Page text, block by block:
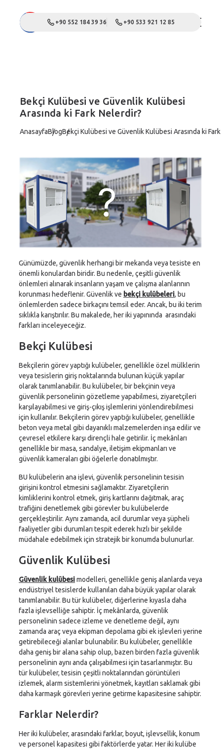
+90 552 184 39 36 +90 533 921 12 85
Bekçi Kulübesi ve Güvenlik Kulübesi
Arasında ki Fark Nelerdir?
AnasayfaBlogBekçi Kulübesi ve Güvenlik Kulübesi Arasında ki
Günümüzde, güvenlik herhangi bir mekanda veya tesiste en
önemli konulardan biridir. Bu nedenle, çeşitli güvenlik
önlemleri alınarak insanların yaşam ve çalışma alanlarının
korunması hedeflenir. Güvenlik ve bekçi kulübeleri, bu
önlemlerden sadece birkaçını temsil eder. Ancak, bu iki terim
sıklıkla karıştırılır. Bu makalede, her iki yapınında arasındaki
farkları inceleyeceğiz.
Bekçi Kulübesi
Bekçilerin görev yaptığı kulübeler, genellikle özel mülklerin
veya tesislerin giriş noktalarında bulunan küçük yapılar
olarak tanımlanabilir. Bu kulübeler, bir bekçinin veya
güvenlik personelinin gözetleme yapabilmesi, ziyaretçileri
karşılayabilmesi ve giriş-çıkış işlemlerini yönlendirebilmesi
için kullanılır. Bekçilerin görev yaptığı kulübeler, genellikle
beton veya metal gibi dayanıklı malzemelerden inşa edilir ve
çevresel etkilere karşı dirençli hale getirilir. İç mekânları
genellikle bir masa, sandalye, iletişim ekipmanları ve
güvenlik kameraları gibi öğelerle donatılmıştır.
BU kulübelerin ana işlevi, güvenlik personelinin tesisin
girişini kontrol etmesini sağlamaktır. Ziyaretçilerin
kimliklerini kontrol etmek, giriş kartlarını dağıtmak, araç
trafiğini denetlemek gibi görevler bu kulübelerde
gerçekleştirilir. Aynı zamanda, acil durumlar veya şüpheli
faaliyetler gibi durumları tespit ederek hızlı bir şekilde
müdahale edebilmek için stratejik bir konumda bulunurlar.
Güvenlik Kulübesi
Güvenlik kulübesimodelleri, genellikle geniş alanlarda veya
endüstriyel tesislerde kullanılan daha büyük yapılar olarak
tanımlanabilir. Bu tür kulübeler, diğerlerine kıyasla daha
fazla işlevselliğe sahiptir. İç mekânlarda, güvenlik
personelinin sadece izleme ve denetleme değil, aynı
zamanda araç veya ekipman depolama gibi ek işlevleri yerine
getirebileceği alanlar bulunabilir. Bu kulübeler, genellikle
daha geniş bir alana sahip olup, bazen birden fazla güvenlik
personelinin aynı anda çalışabilmesi için tasarlanmıştır. Bu
tür kulübeler, tesisin çeşitli noktalarından görüntüleri
izlemek, alarm sistemlerini yönetmek, kayıtları saklamak gibi
daha karmaşık görevleri yerine getirme kapasitesine sahiptir.
Farklar Nelerdir?
Her iki kulübeler, arasındaki farklar, boyut, işlevsellik, konum
ve personel kapasitesi gibi faktörlerde yatar. Her iki kulübe